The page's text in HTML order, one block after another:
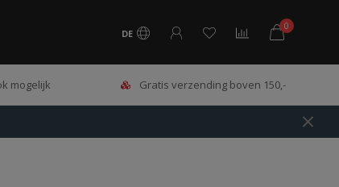
DE
0
mogelijk Gratis verzending boven 150,-